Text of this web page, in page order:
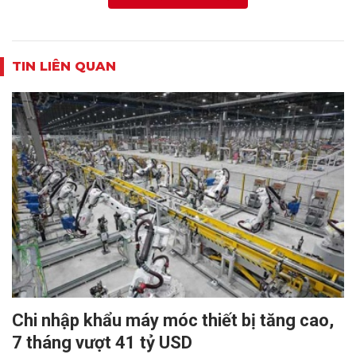
TIN LIÊN QUAN
Chi nhập khẩu máy móc thiết bị tăng cao,
7 tháng vượt 41 tỷ USD